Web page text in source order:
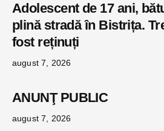
Adolescent de 17 ani,
plină stradă în Bistrița.
fost reținuți
august 7, 2026
ANUNŢ PUBLIC
august 7, 2026